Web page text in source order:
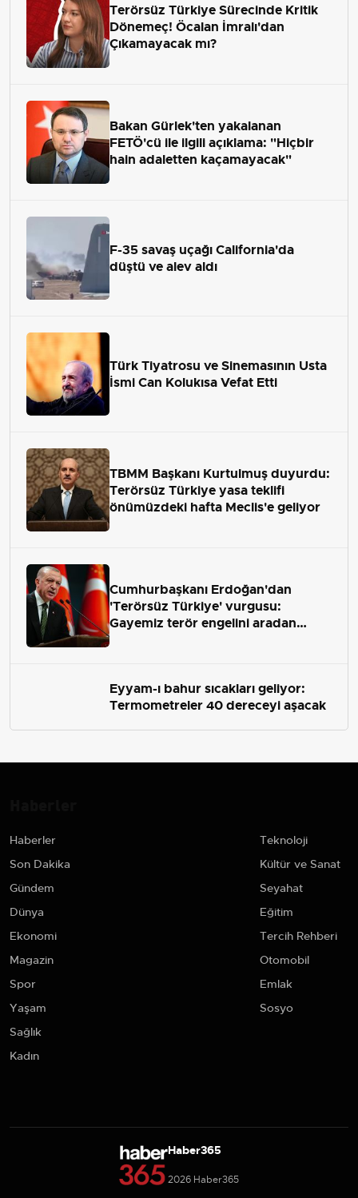
Terörsüz Türkiye Sürecinde Kritik
Dönemeç! Öcalan İmralı'dan
Çıkamayacak mı?
Bakan Gürlek'ten yakalanan
FETÖ'cü ile ilgili açıklama: "Hiçbir
hain adaletten kaçamayacak"
F-35 savaş uçağı California'da
düştü ve alev aldı
Türk Tiyatrosu ve Sinemasının Usta
İsmi Can Kolukısa Vefat Etti
TBMM Başkanı Kurtulmuş duyurdu:
Terörsüz Türkiye yasa teklifi
önümüzdeki hafta Meclis'e geliyor
Cumhurbaşkanı Erdoğan'dan
'Terörsüz Türkiye' vurgusu:
Gayemiz terör engelini aradan
Eyyam-ı bahur sıcakları geliyor:
Termometreler 40 dereceyi aşacak
Haberler
Son Dakika
Gündem
Dünya
Ekonomi
Magazin
Spor
Yaşam
Sağlık
Kadın
Teknoloji
Kültür ve Sanat
Seyahat
Eğitim
Tercih Rehberi
Otomobil
Emlak
Sosyo
Haber365
2026 Haber365